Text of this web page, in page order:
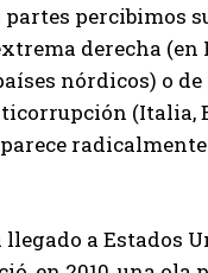
percibimos
derecha (en
nórdicos) o
(Italia,
radicalmente
a Estados